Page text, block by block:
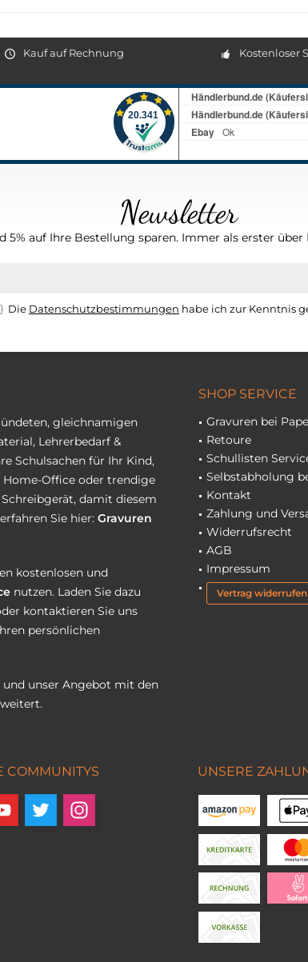
Kauf auf Rechnung Kostenloser
Newsletter
5% auf Ihre Bestellung sparen. Immer als erster
Die Datenschutzbestimmungen habe ich zur Kenntnis
gleichnamigen
Lehrerbedarf &
Schulsachen für Ihr Kind,
Home-Office oder trendige
damit diesem
Sie hier: Gravuren
kostenlosen und
nutzen. Laden Sie dazu
kontaktieren Sie uns
persönlichen
unser Angebot mit den
SHOP SERVICE
Gravuren bei
Retoure
Schullisten
Selbstabholung
Kontakt
Zahlung und
Widerrufsrecht
AGB
Impressum
Vertrag widerrufen
COMMUNITYS UNSERE